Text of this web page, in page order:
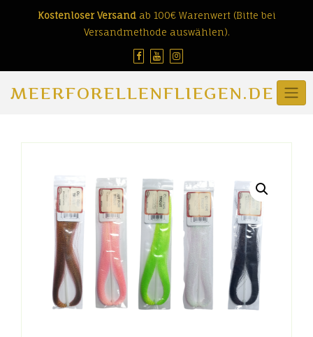
Kostenloser Versandab 100€ Warenwert (Bitte bei
Versandmethode auswählen).
MEERFORELLENFLIEGEN.DE